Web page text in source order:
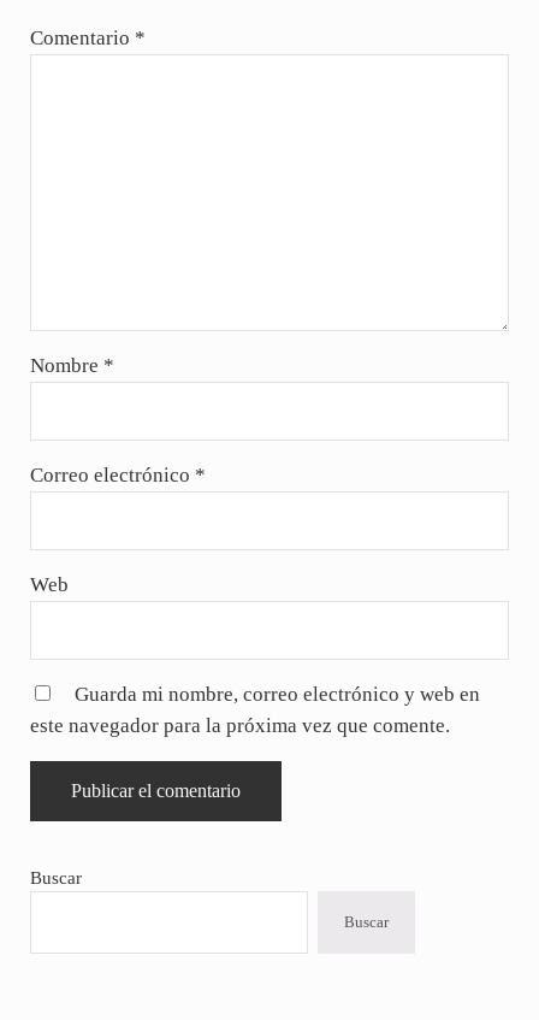
Comentario *
Nombre *
Correo electrónico *
Web
Guarda mi nombre, correo electrónico y web en
este navegador para la próxima vez que comente.
Sidebar
Buscar
Buscar